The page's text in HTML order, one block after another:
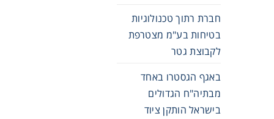
חברת רתוך טכנולוגיות
בטיחות בע"מ מצטרפת
לקבוצת גטר
באגף הגסטרו באחד
מבתיה"ח הגדולים
בישראל הותקן ציוד